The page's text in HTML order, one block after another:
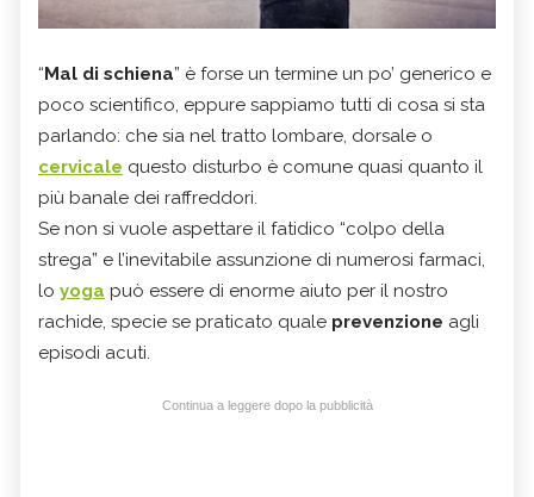
“Mal di schiena” è forse un termine un po’ generico e
poco scientifico, eppure sappiamo tutti di cosa si sta
parlando: che sia nel tratto lombare, dorsale o
cervicale questo disturbo è comune quasi quanto il
più banale dei raffreddori.
Se non si vuole aspettare il fatidico “colpo della
strega” e l’inevitabile assunzione di numerosi farmaci,
lo yoga può essere di enorme aiuto per il nostro
rachide, specie se praticato quale prevenzione agli
episodi acuti.
Continua a leggere dopo la pubblicità